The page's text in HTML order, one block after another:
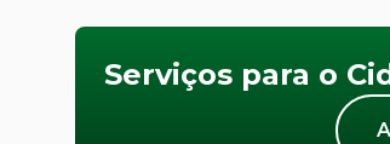
Serviços para o